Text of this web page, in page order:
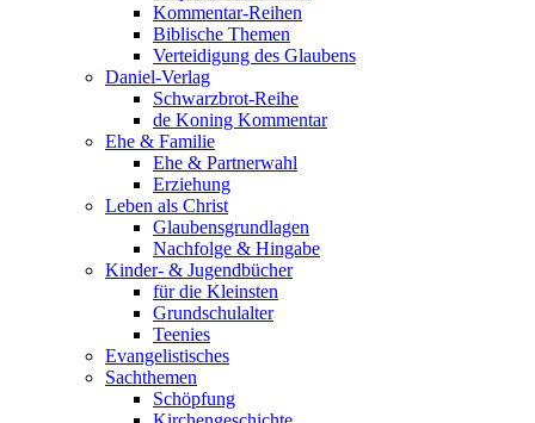
Kommentar-Reihen
Biblische Themen
Verteidigung des Glaubens
Daniel-Verlag
Schwarzbrot-Reihe
de Koning Kommentar
Ehe & Familie
Ehe & Partnerwahl
Erziehung
Leben als Christ
Glaubensgrundlagen
Nachfolge & Hingabe
Kinder- & Jugendbücher
für die Kleinsten
Grundschulalter
Teenies
Evangelistisches
Sachthemen
Schöpfung